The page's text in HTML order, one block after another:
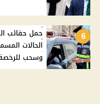
6
حمل حقائب
الحالات
وسحب